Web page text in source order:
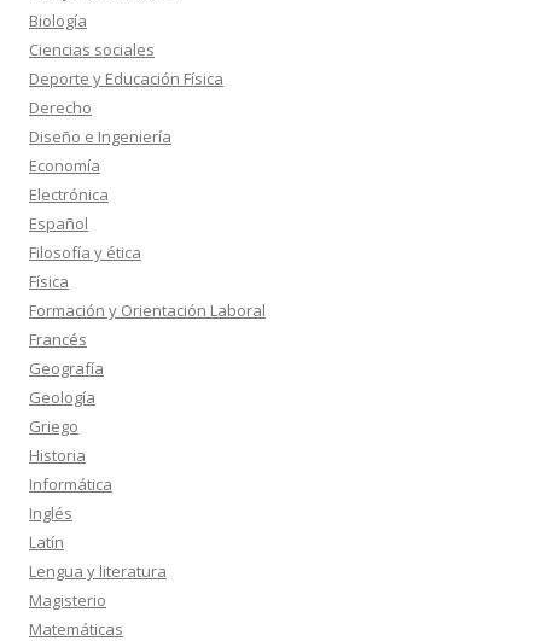
Biología
Ciencias sociales
Deporte y Educación Física
Derecho
Diseño e Ingeniería
Economía
Electrónica
Español
Filosofía y ética
Física
Formación y Orientación Laboral
Francés
Geografía
Geología
Griego
Historia
Informática
Inglés
Latín
Lengua y literatura
Magisterio
Matemáticas